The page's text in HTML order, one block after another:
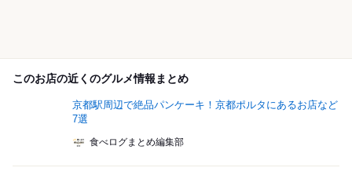
このお店の近くのグルメ情報まとめ
京都駅周辺で絶品パンケーキ！京都ポルタにあるお店など
7選
食べログまとめ編集部